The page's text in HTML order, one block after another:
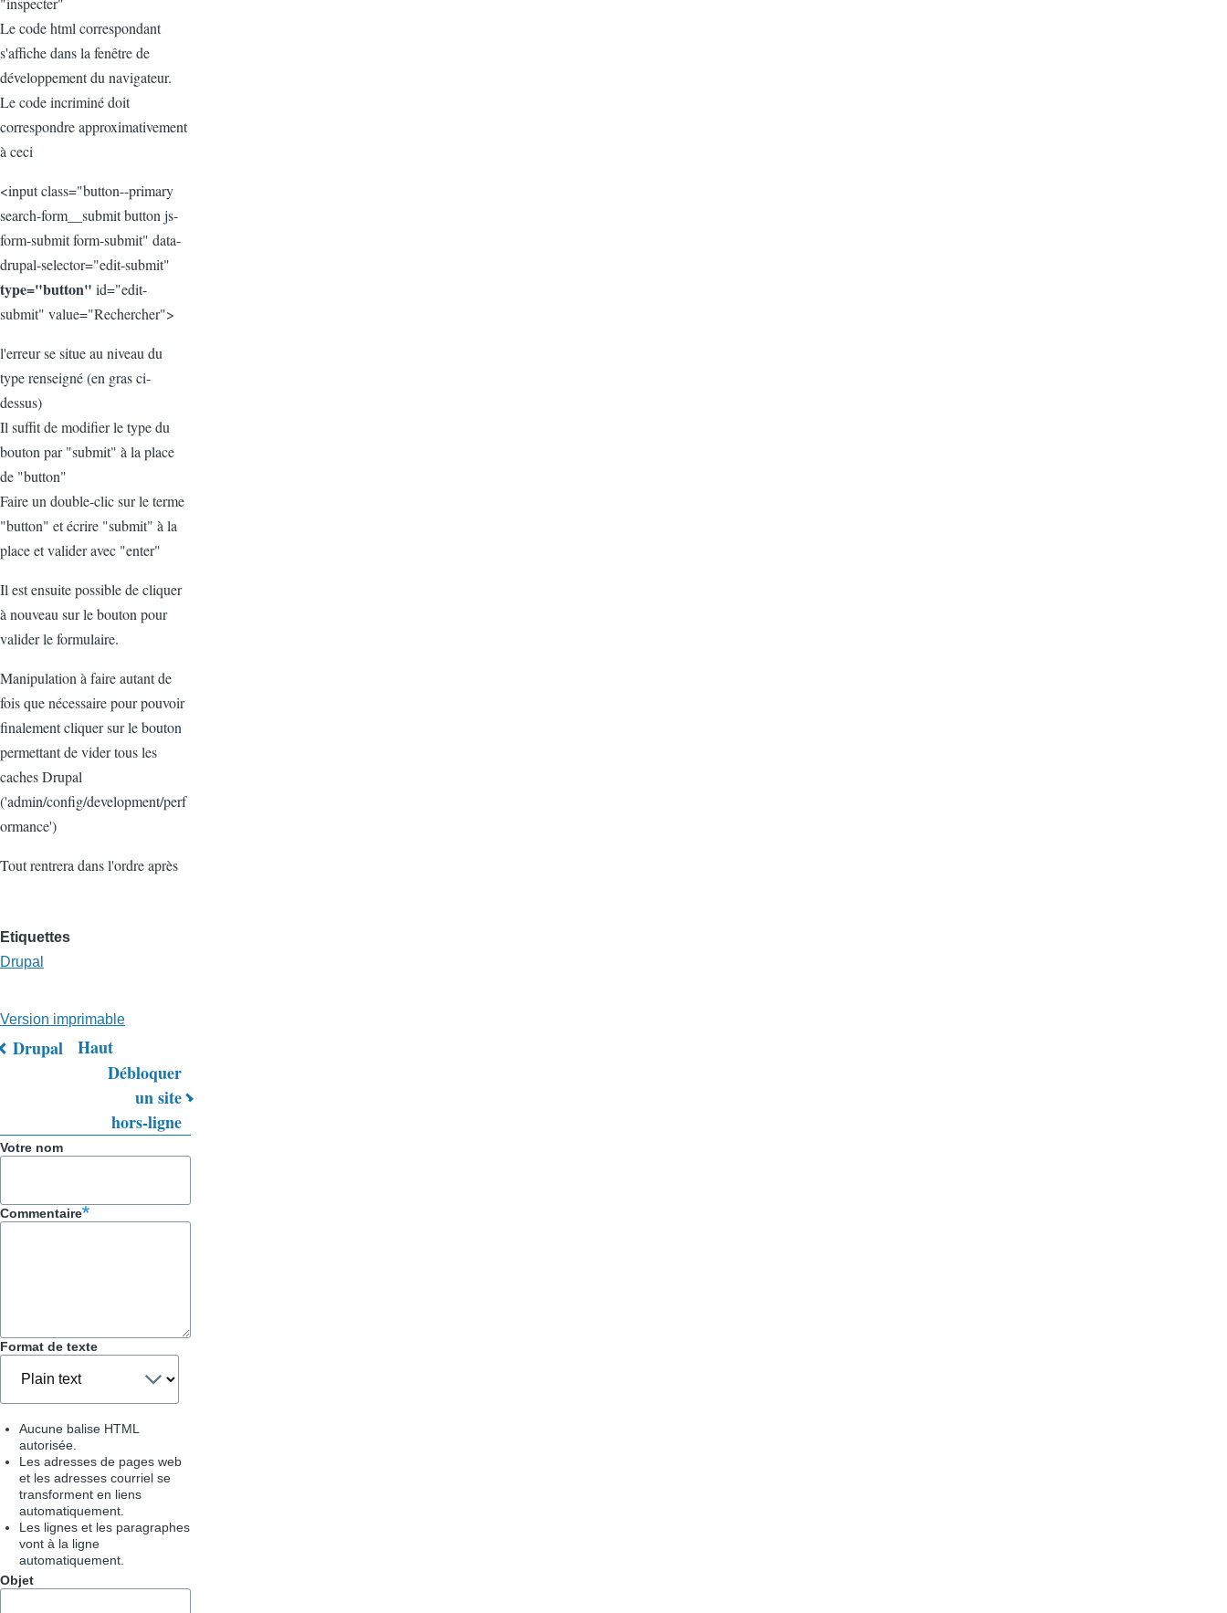
Le code html correspondant
s'affiche dans la fenêtre de
développement du navigateur.
Le code incriminé doit
correspondre approximativement
à ceci
<input class="button--primary
search-form__submit button js-
form-submit form-submit" data-
drupal-selector="edit-submit"
type="button" id="edit-
submit" value="Rechercher">
l'erreur se situe au niveau du
type renseigné (en gras ci-
dessus)
Il suffit de modifier le type du
bouton par "submit" à la place
de "button"
Faire un double-clic sur le terme
"button" et écrire "submit" à la
place et valider avec "enter"
Il est ensuite possible de cliquer
à nouveau sur le bouton pour
valider le formulaire.
Manipulation à faire autant de
fois que nécessaire pour pouvoir
finalement cliquer sur le bouton
permettant de vider tous les
caches Drupal
('admin/config/development/perf
ormance')
Tout rentrera dans l'ordre après
Etiquettes
Drupal
Version imprimable
de
pour
Drupal
Haut
Débloquer
un site
hors-ligne
Votre nom
Commentaire
Format de texte
Aucune balise HTML
autorisée.
Les adresses de pages web
et les adresses courriel se
transforment en liens
automatiquement.
Les lignes et les paragraphes
vont à la ligne
automatiquement.
Objet